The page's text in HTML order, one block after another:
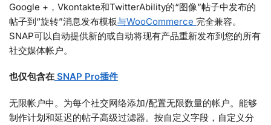
Google +，Vkontakte和TwitterAbility的“图像”帖子中发布的
帖子到“旋转”消息发布模板与WooCommerce 完全兼容。
SNAP可以自动提供新的或自动将现有产品重新发布到您的所有
社交媒体帐户。
也仅包含在 SNAP Pro插件
无限帐户中。为每个社交网络添加/配置无限数量的帐户。能够
制作计划和延迟的帖子高级过滤器。按自定义字段，自定义分